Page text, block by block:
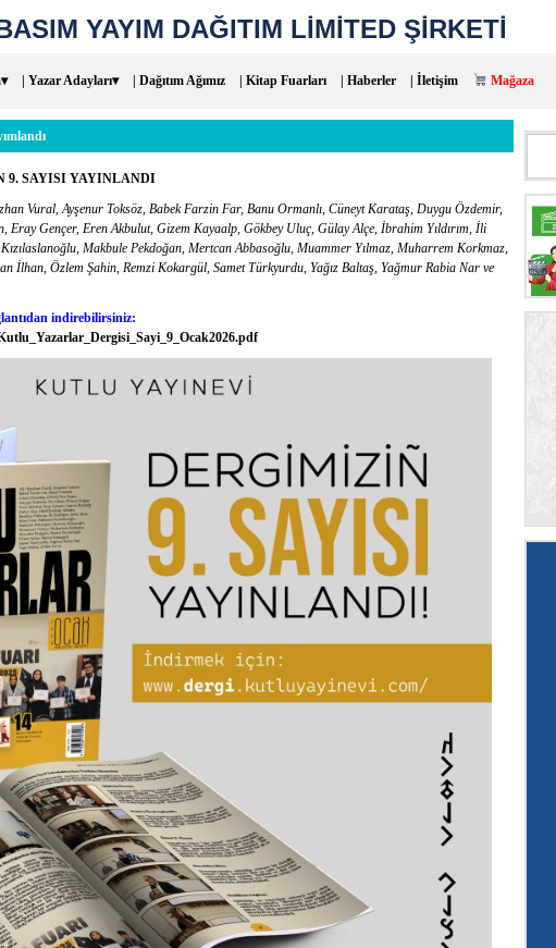
YAYIM DAĞITIM LİMİTED ŞİRKETİ
| Yazar Adayları▾ | Dağıtım Ağımız | Kitap Fuarları | Haberler | İletişim Mağaza
9. SAYISI YAYINLANDI
Vural, Ayşenur Toksöz, Babek Farzin Far, Banu Ormanlı, Cüneyt Karataş, Duygu Özdemir,
Eray Gençer, Eren Akbulut, Gizem Kayaalp, Gökbey Uluç, Gülay Alçe, İbrahim Yıldırım, İli
Makbule Pekdoğan, Mertcan Abbasoğlu, Muammer Yılmaz, Muharrem Korkmaz,
İlhan, Özlem Şahin, Remzi Kokargül, Samet Türkyurdu, Yağız Baltaş, Yağmur Rabia Nar ve
indirebilirsiniz: